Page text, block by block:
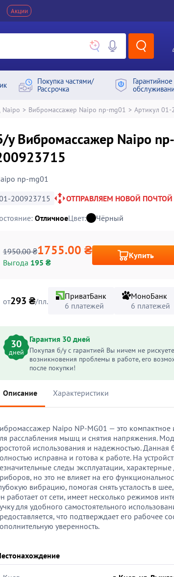
Акции
Покупка частями/
Рассрочка
Гарантийное
Naipo > Вибромассажер Naipo np-mg01 > Артикул
у Вибромассажер Naipo
np-mg01
200923715
ОТПРАВЛЯЕМ НОВОЙ ПОЧТОЙ
ОтличноеЦвет: Чёрный
1950.00 ₴1755.00 ₴
Выгода 195 ₴
Купить
от293 ₴/пл.
ПриватБанк
6 платежей
МоноБанк
6 платежей
30
дней
Гарантия 30 дней
Покупая б/у с гарантией Вы ничем не
возникновения проблемы в работе, его
после покупки!
Описание Характеристики
Naipo NP-MG01 — это компактное
расслабления мышц и снятия напряжения.
использования и надежностью. Данная
исправна и готова к работе. На
следы эксплуатации,
но это не влияет на его
вибрацию, помогая снять усталость в
работает от сети, имеет несколько режимов
для удобного самостоятельного
что подтверждает его рабочее
уверенность.